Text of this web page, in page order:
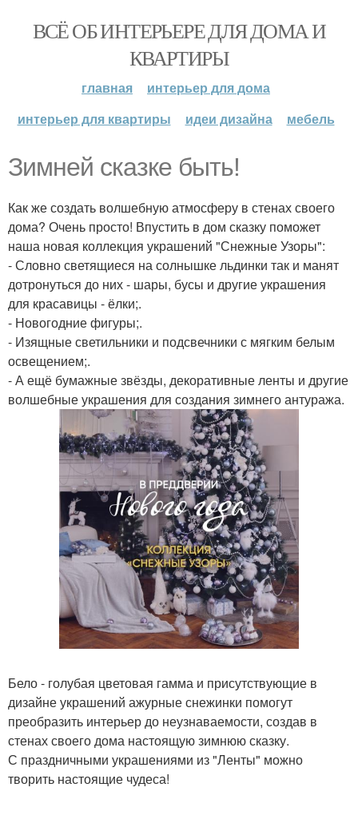
ВСЁ ОБ ИНТЕРЬЕРЕ ДЛЯ ДОМА И
КВАРТИРЫ
главная
интерьер для дома
интерьер для квартиры
идеи дизайна мебель
Зимней сказке быть!
Как же создать волшебную атмосферу в стенах своего
дома? Очень просто! Впустить в дом сказку поможет
наша новая коллекция украшений "Снежные Узоры":
- Словно светящиеся на солнышке льдинки так и манят
дотронуться до них - шары, бусы и другие украшения
для красавицы - ёлки;.
- Новогодние фигуры;.
- Изящные светильники и подсвечники с мягким белым
освещением;.
- А ещё бумажные звёзды, декоративные ленты и другие
волшебные украшения для создания зимнего антуража.
Бело - голубая цветовая гамма и присутствующие в
дизайне украшений ажурные снежинки помогут
преобразить интерьер до неузнаваемости, создав в
стенах своего дома настоящую зимнюю сказку.
С праздничными украшениями из "Ленты" можно
творить настоящие чудеса!